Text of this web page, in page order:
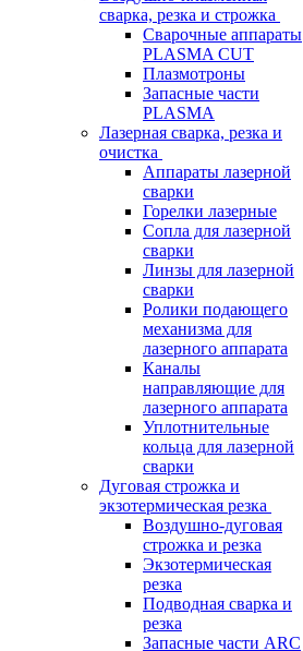
сварка, резка и строжка
Сварочные аппараты
PLASMA CUT
Плазмотроны
Запасные части
PLASMA
Лазерная сварка, резка и
очистка
Аппараты лазерной
сварки
Горелки лазерные
Сопла для лазерной
сварки
Линзы для лазерной
сварки
Ролики подающего
механизма для
лазерного аппарата
Каналы
направляющие для
лазерного аппарата
Уплотнительные
кольца для лазерной
сварки
Дуговая строжка и
экзотермическая резка
Воздушно-дуговая
строжка и резка
Экзотермическая
резка
Подводная сварка и
резка
Запасные части ARC